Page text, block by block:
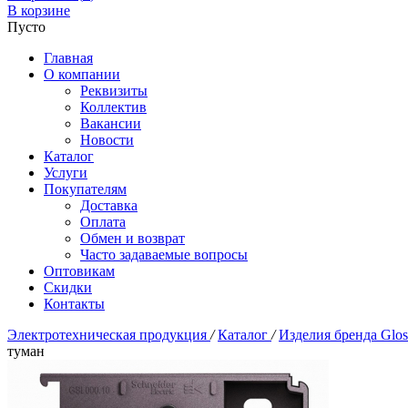
В корзине
Пусто
Главная
О компании
Реквизиты
Коллектив
Вакансии
Новости
Каталог
Услуги
Покупателям
Доставка
Оплата
Обмен и возврат
Часто задаваемые вопросы
Оптовикам
Скидки
Контакты
Электротехническая продукция / Каталог / Изделия бренда
туман